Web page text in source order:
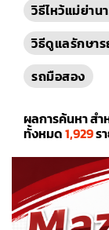
วิธีไหว้แม่ย่าน
วิธีดูแลรักษา
รถมือสอง
ผลการค้นหา สำ
ทั้งหมด1,929ร